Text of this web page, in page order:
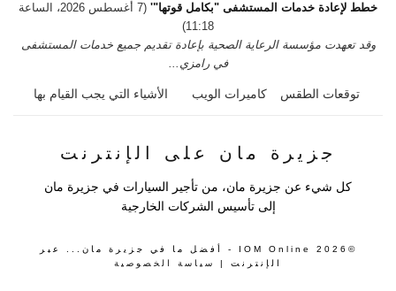
خطط لإعادة خدمات المستشفى "بكامل قوتها"'
(7 أغسطس 2026، الساعة
11:18)
وقد تعهدت مؤسسة الرعاية الصحية بإعادة تقديم جميع خدمات المستشفى
في رامزي...
توقعات الطقس كاميرات الويب الأشياء التي يجب القيام بها
جزيرة مان على الإنترنت
كل شيء عن جزيرة مان، من تأجير السيارات في جزيرة مان
إلى تأسيس الشركات الخارجية
©2026 IOM Online - أفضل ما في جزيرة مان... عبر
الإنترنت |
سياسة الخصوصية